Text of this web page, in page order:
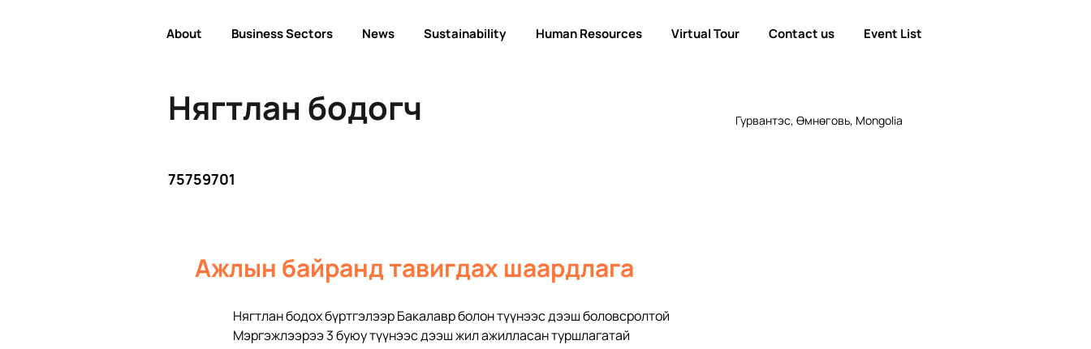
About Business Sectors News Sustainability Human Resources Virtual Tour Contact us Event List
Нягтлан бодогч Гурвантэс, Өмнөговь, Mongolia
75759701
Ажлын байранд тавигдах шаардлага
Нягтлан бодох бүртгэлээр Бакалавр болон түүнээс дээш боловсролтой
Мэргэжлээрээ 3 буюу түүнээс дээш жил ажилласан туршлагатай